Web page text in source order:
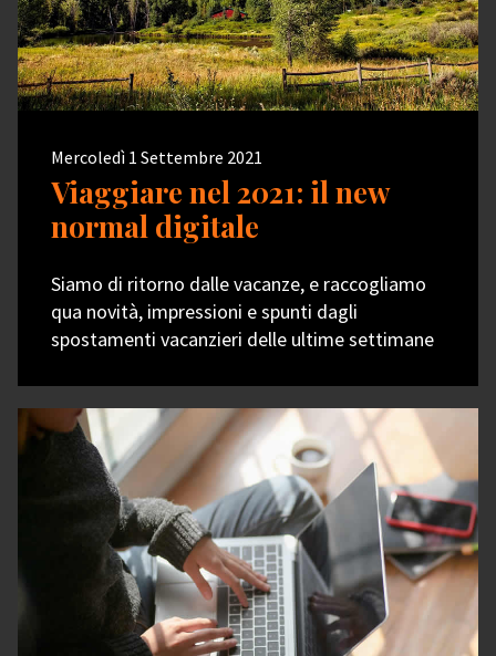
Mercoledì 1 Settembre 2021
Viaggiare nel 2021: il new
normal digitale
Siamo di ritorno dalle vacanze, e raccogliamo
qua novità, impressioni e spunti dagli
spostamenti vacanzieri delle ultime settimane